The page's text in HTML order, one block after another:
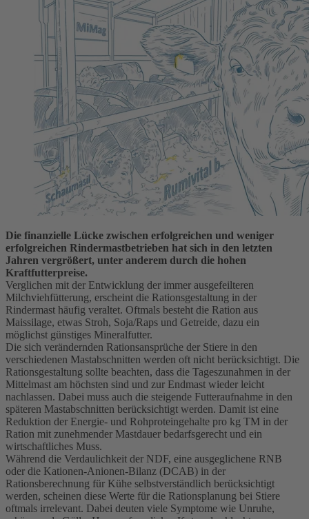
Die finanzielle Lücke zwischen erfolgreichen und weniger
erfolgreichen Rindermastbetrieben hat sich in den letzten
Jahren vergrößert, unter anderem durch die hohen
Kraftfutterpreise.
Verglichen mit der Entwicklung der immer ausgefeilteren
Milchviehfütterung, erscheint die Rationsgestaltung in der
Rindermast häufig veraltet. Oftmals besteht die Ration aus
Maissilage, etwas Stroh, Soja/Raps und Getreide, dazu ein
möglichst günstiges Mineralfutter.
Die sich verändernden Rationsansprüche der Stiere in den
verschiedenen Mastabschnitten werden oft nicht berücksichtigt. Die
Rationsgestaltung sollte beachten, dass die Tageszunahmen in der
Mittelmast am höchsten sind und zur Endmast wieder leicht
nachlassen. Dabei muss auch die steigende Futteraufnahme in den
späteren Mastabschnitten berücksichtigt werden. Damit ist eine
Reduktion der Energie- und Rohproteingehalte pro kg TM in der
Ration mit zunehmender Mastdauer bedarfsgerecht und ein
wirtschaftliches Muss.
Während die Verdaulichkeit der NDF, eine ausgeglichene RNB
oder die Kationen-Anionen-Bilanz (DCAB) in der
Rationsberechnung für Kühe selbstverständlich berücksichtigt
werden, scheinen diese Werte für die Rationsplanung bei Stiere
oftmals irrelevant. Dabei deuten viele Symptome wie Unruhe,